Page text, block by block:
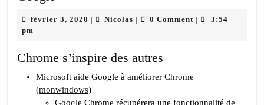
du
ou
du
BETT
février 3, 2020 février
| Nicolas Nicolas
| 0 Comment |
3:54
pm
Chrome s’inspire des autres
Microsoft aide Google à améliorer Chrome
(monwindows)
Google Chrome récupérera une fonctionnalité de